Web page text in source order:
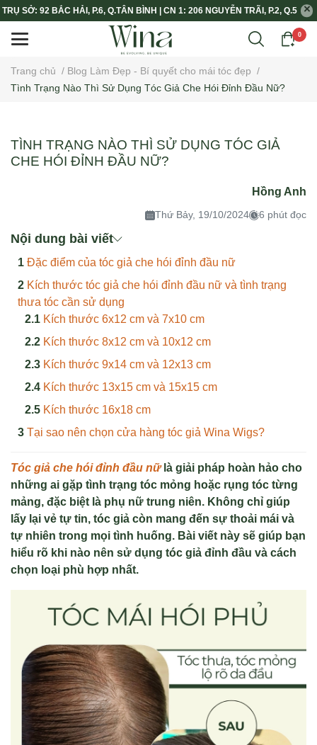
TRỤ SỞ: 92 BẮC HẢI, P.6, Q.TÂN BÌNH | CN 1: 206 NGUYỄN TRÃI, P.2, Q.5
0
Trang chủ / Blog Làm Đẹp - Bí quyết cho mái tóc đẹp /
Tình Trạng Nào Thì Sử Dụng Tóc Giả Che Hói Đỉnh Đầu Nữ?
TÌNH TRẠNG NÀO THÌ SỬ DỤNG TÓC GIẢ
CHE HÓI ĐỈNH ĐẦU NỮ?
Hồng Anh
Thứ Bảy, 19/10/2024 6 phút đọc
Nội dung bài viết
Đặc điểm của tóc giả che hói đỉnh đầu nữ
Kích thước tóc giả che hói đỉnh đầu nữ và tình trạng
thưa tóc cần sử dụng
Kích thước 6x12 cm và 7x10 cm
Kích thước 8x12 cm và 10x12 cm
Kích thước 9x14 cm và 12x13 cm
Kích thước 13x15 cm và 15x15 cm
Kích thước 16x18 cm
Tại sao nên chọn cửa hàng tóc giả Wina Wigs?
Tóc giả che hói đỉnh đầu nữlà giải pháp hoàn hảo cho
những ai gặp tình trạng tóc mỏng hoặc rụng tóc từng
mảng, đặc biệt là phụ nữ trung niên. Không chỉ giúp
lấy lại vẻ tự tin, tóc giả còn mang đến sự thoải mái và
tự nhiên trong mọi tình huống. Bài viết này sẽ giúp bạn
hiểu rõ khi nào nên sử dụng tóc giả đỉnh đầu và cách
chọn loại phù hợp nhất.